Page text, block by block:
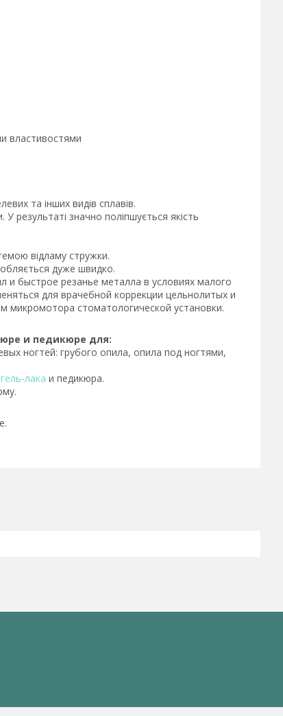
властивостями
та інших видів сплавів.
У результаті значно поліпшується якість
відламу стружки.
дуже швидко.
и быстрое резанье металла в условиях малого
для врачебной коррекции цельнолитых и
микромотора стоматологической установки.
и педикюре для:
ногтей: грубого опила, опила под ногтями,
гель-лака и педикюра.